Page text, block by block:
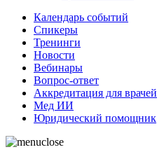
Календарь событий
Спикеры
Тренинги
Новости
Вебинары
Вопрос-ответ
Аккредитация для врачей
Мед ИИ
Юридический помощник